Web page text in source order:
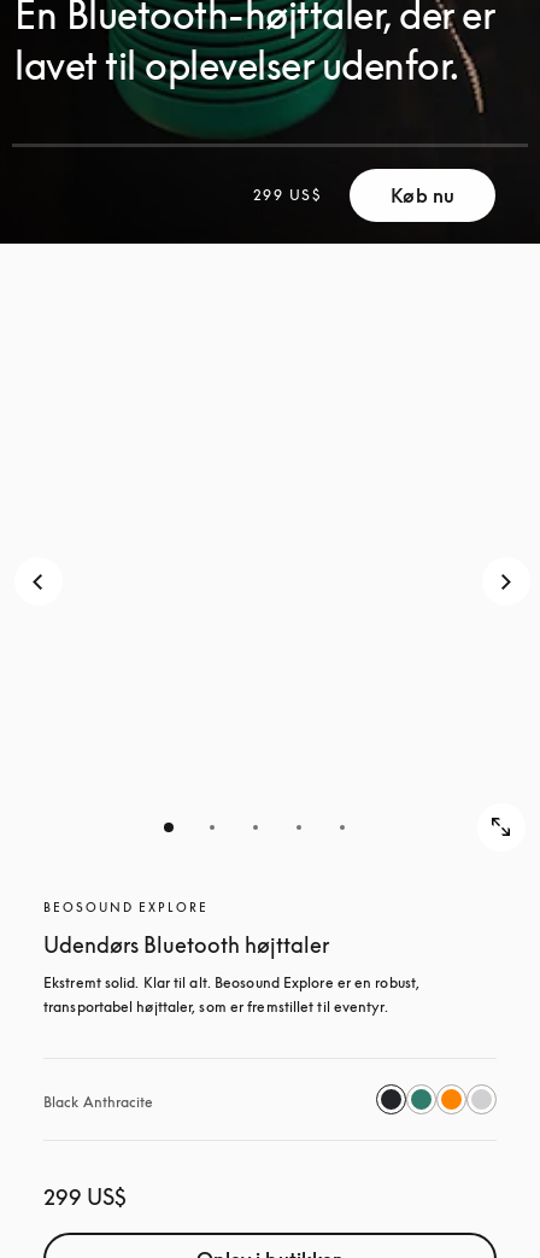
En Bluetooth-højttaler, der er
lavet til oplevelser udenfor.
299 US$ Køb nu
BEOSOUND EXPLORE
Udendørs Bluetooth højttaler
Ekstremt solid. Klar til alt. Beosound Explore er en robust,
transportabel højttaler, som er fremstillet til eventyr.
Black Anthracite
299 US$